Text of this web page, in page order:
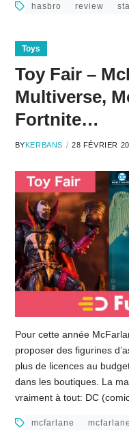
hasbro review
Toys
Toy Fair –
Multiverse,
Fortnite…
BYKERBANS 28 FÉVRIER
Pour cette année
proposer des figurines
plus de licences au
dans les boutiques. La
vraiment à tout: DC
mcfarlane